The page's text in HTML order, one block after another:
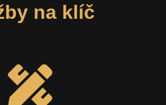
na klíč